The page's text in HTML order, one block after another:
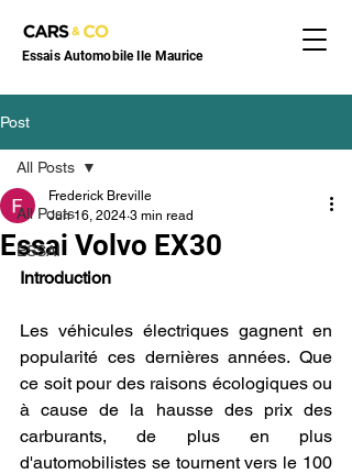
Essais Automobile Ile Maurice
Post
All Posts
ESSAI
All Posts
Essai Volvo EX30
Frederick Breville
Jun 16, 2024 3 min read
Introduction
Les véhicules électriques gagnent en
popularité ces dernières années. Que
ce soit pour des raisons écologiques ou
à cause de la hausse des prix des
carburants, de plus en plus
d'automobilistes se tournent vers le 100